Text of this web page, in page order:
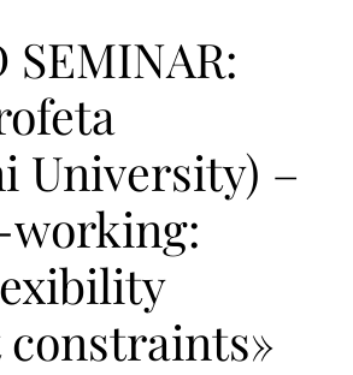
SEMINAR:
University) –